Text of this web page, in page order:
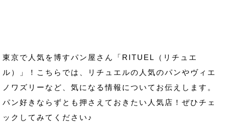
東京で人気を博すパン屋さん「RITUEL（リチュエ
ル）」！こちらでは、リチュエルの人気のパンやヴィエ
ノワズリーなど、気になる情報についてお伝えします。
パン好きならずとも押さえておきたい人気店！ぜひチェ
ックしてみてください♪